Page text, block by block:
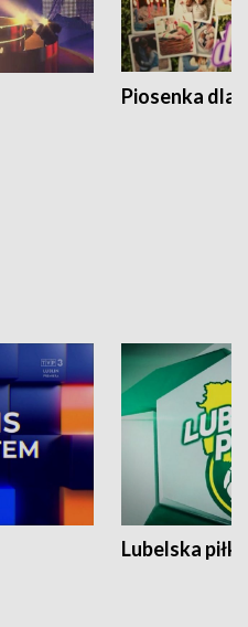
Piosenka dla
Lubelska piłka